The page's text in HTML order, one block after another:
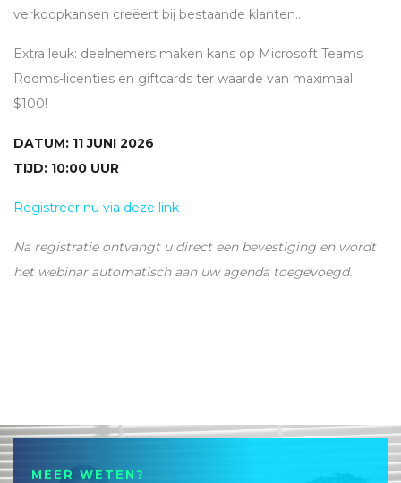
verkoopkansen creëert bij bestaande klanten..
Extra leuk: deelnemers maken kans op Microsoft Teams
Rooms-licenties en giftcards ter waarde van maximaal
$100!
DATUM: 11 JUNI 2026
TIJD: 10:00 UUR
Registreer nu via deze link
Na registratie ontvangt u direct een bevestiging en wordt
het webinar automatisch aan uw agenda toegevoegd.
MEER WETEN?